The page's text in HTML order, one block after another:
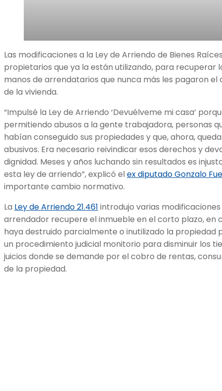
Las modificaciones a la Ley de Arriendo de Bienes
propietarios que ya la están utilizando, para recuperar
manos de arrendatarios que nunca más les pagaron el
de la vivienda.
“Impulsé la Ley de Arriendo ‘Devuélveme mi casa’
permitiendo abusos a la gente trabajadora, personas
habían conseguido sus propiedades y que, ahora,
abusivos. Era necesario reivindicar esos derechos y
dignidad. Meses y años luchando sin resultados es
esta ley de arriendo”, explicó elex diputado Gonzalo
importante cambio normativo.
La Ley de Arriendo 21.461 introdujo varias
arrendador recupere el inmueble en el corto plazo, en
haya destruido parcialmente o inutilizado la propiedad
un procedimiento judicial monitorio para disminuir los
juicios donde se demande por el cobro de rentas,
de la propiedad.